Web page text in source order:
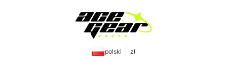
polski zł